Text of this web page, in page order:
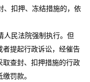
扣押、冻结措施的，依
民法院强制执行。但
者提起行政诉讼，经催告
取查封、扣押措施的行政
罚款。